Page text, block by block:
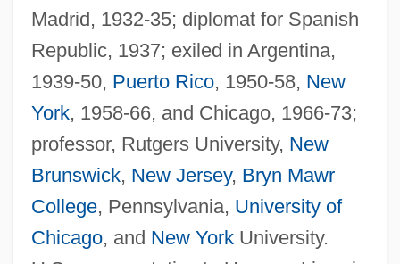
Madrid, 1932-35; diplomat for Spanish
Republic, 1937; exiled in Argentina,
1939-50, Puerto Rico, 1950-58, New
York, 1958-66, and Chicago, 1966-73;
professor, Rutgers University, New
Brunswick, New Jersey, Bryn Mawr
College, Pennsylvania, University of
Chicago, and New YorkUniversity.